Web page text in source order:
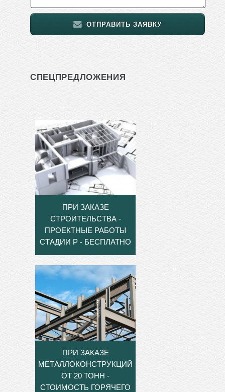
ОТПРАВИТЬ ЗАЯВКУ
СПЕЦПРЕДЛОЖЕНИЯ
ПРИ ЗАКАЗЕ
СТРОИТЕЛЬСТВА -
ПРОЕКТНЫЕ РАБОТЫ
СТАДИИ Р - БЕСПЛАТНО
ПРИ ЗАКАЗЕ
МЕТАЛЛОКОНСТРУКЦИЙ
ОТ 20 ТОНН -
СТОИМОСТЬ ГОРЯЧЕГО